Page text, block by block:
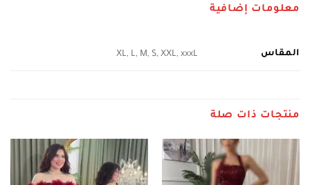
معلومات إضافية
المقاس XL, L, M, S, XXL, xxxL
منتجات ذات صلة